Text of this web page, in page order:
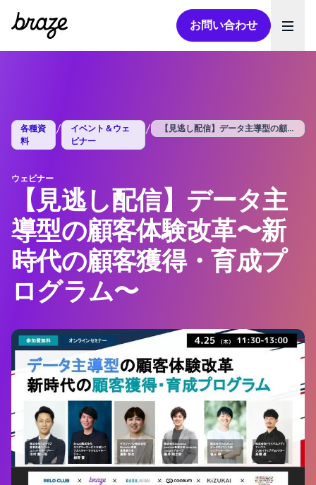
お問い合わせ
各種資
料
/
イベント＆ウェ
ビナー
/ 【見逃し配信】データ主導型の顧客体験改革...
ウェビナー
【見逃し配信】データ主
導型の顧客体験改革〜新
時代の顧客獲得・育成プ
ログラム〜